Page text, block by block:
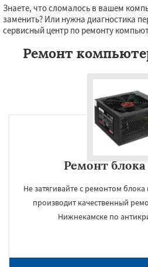
Знаете, что сломалось в вашем
заменить? Или нужна диагностика
сервисный центр по ремонту
Ремонт
Ремонт
Не затягивайте с ремонтом
производит качественный
Нижнекамске по